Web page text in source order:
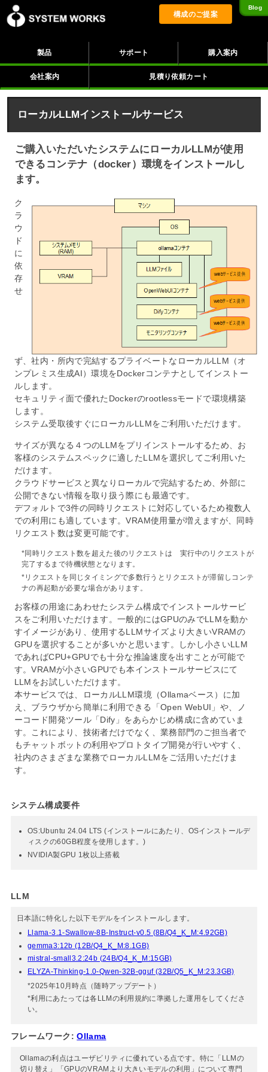
構成のご提案
Blog
製品 サポート 購入案内
会社案内 見積り依頼カート
ローカルLLMインストールサービス
ご購入いただいたシステムにローカルLLMが使用
できるコンテナ（docker）環境をインストールし
ます。
ク
ラ
ウ
ド
に
依
存
せ
ず、社内・所内で完結するプライベートなローカルLLM（オ
ンプレミス生成AI）環境をDockerコンテナとしてインストー
ルします。
セキュリティ面で優れたDockerのrootlessモードで環境構築
します。
システム受取後すぐにローカルLLMをご利用いただけます。
サイズが異なる４つのLLMをプリインストールするため、お
客様のシステムスペックに適したLLMを選択してご利用いた
だけます。
クラウドサービスと異なりローカルで完結するため、外部に
公開できない情報を取り扱う際にも最適です。
デフォルトで3件の同時リクエストに対応しているため複数人
での利用にも適しています。VRAM使用量が増えますが、同時
リクエスト数は変更可能です。
*同時リクエスト数を超えた後のリクエストは 実行中のリクエストが
完了するまで待機状態となります。
*リクエストを同じタイミングで多数行うとリクエストが滞留しコンテ
ナの再起動が必要な場合があります。
お客様の用途にあわせたシステム構成でインストールサービ
スをご利用いただけます。一般的にはGPUのみでLLMを動か
すイメージがあり、使用するLLMサイズより大きいVRAMの
GPUを選択することが多いかと思います。しかし小さいLLM
であればCPU+GPUでも十分な推論速度を出すことが可能で
す。VRAMが小さいGPUでも本インストールサービスにて
LLMをお試しいただけます。
本サービスでは、ローカルLLM環境（Ollamaベース）に加
え、ブラウザから簡単に利用できる「Open WebUI」や、ノ
ーコード開発ツール「Dify」をあらかじめ構成に含めていま
す。これにより、技術者だけでなく、業務部門のご担当者で
もチャットボットの利用やプロトタイプ開発が行いやすく、
社内のさまざまな業務でローカルLLMをご活用いただけま
す。
システム構成要件
OS:Ubuntu 24.04 LTS (インストールにあたり、OSインストールデ
ィスクの60GB程度を使用します。)
NVIDIA製GPU 1枚以上搭載
LLM
日本語に特化した以下モデルをインストールします。
Llama-3.1-Swallow-8B-Instruct-v0.5 (8B/Q4_K_M:4.92GB)
gemma3:12b (12B/Q4_K_M:8.1GB)
mistral-small3.2:24b (24B/Q4_K_M:15GB)
ELYZA-Thinking-1.0-Qwen-32B-gguf (32B/Q5_K_M:23.3GB)
*2025年10月時点（随時アップデート）
*利用にあたっては各LLMの利用規約に準拠した運用をしてくださ
い。
フレームワーク:Ollama
Ollamaの利点はユーザビリティに優れている点です。特に「LLMの
切り替え」「GPUのVRAMより大きいモデルの利用」について専門